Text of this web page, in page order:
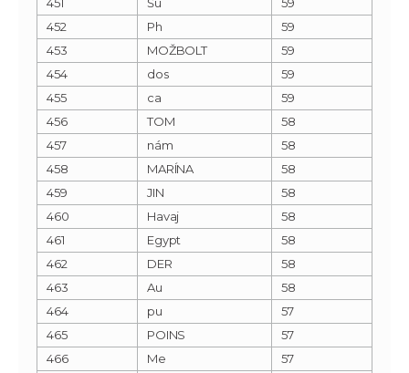
452
Ph
59
453
MOŽBOLT
59
454
dos
59
455
ca
59
456
TOM
58
457
nám
58
458
MARÍNA
58
459
JIN
58
460
Havaj
58
461
Egypt
58
462
DER
58
463
Au
58
464
pu
57
465
POINS
57
466
Me
57